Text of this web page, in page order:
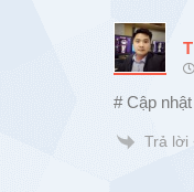
# Cập
Trả lời